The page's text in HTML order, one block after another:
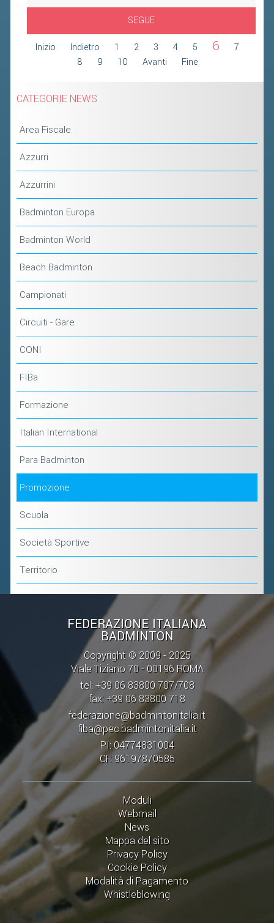
SEGUE
Inizio Indietro 1 2 3 4 5 6
7
8
9 10 Avanti Fine
CATEGORIE NEWS
Area Fiscale
Azzurri
Azzurrini
Badminton Europa
Badminton World
Beach Badminton
Campionati
Circuiti - Gare
CONI
FIBa
Formazione
Italian International
Para Badminton
Promozione
Scuola
Società Sportive
Territorio
FEDERAZIONE ITALIANA
BADMINTON
Copyright © 2009 - 2025
Viale Tiziano 70 - 00196 ROMA
tel: +39 06 83800 707/708
fax: +39 06 83800 718
federazione@badmintonitalia.it
fiba@pec.badmintonitalia.it
PI: 04774831004
CF: 96197870585
Moduli
Webmail
News
Mappa del sito
Privacy Policy
Cookie Policy
Modalità di Pagamento
Whistleblowing
2024
2022